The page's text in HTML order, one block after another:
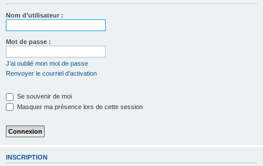
Nom d’utilisateur :
Mot de passe :
J’ai oublié mon mot de passe
Renvoyer le courriel d’activation
Se souvenir de moi
Masquer ma présence lors de cette session
INSCRIPTION